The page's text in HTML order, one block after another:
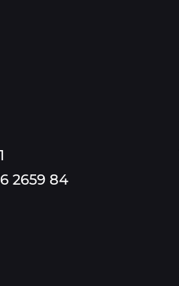
2659 84